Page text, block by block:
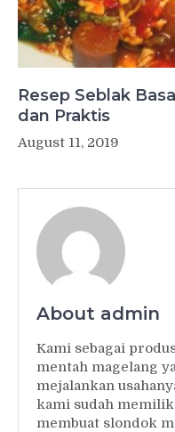
Resep Seblak
dan Praktis
August 11, 2019
About admin
Kami sebagai
mentah magelang
mejalankan
kami sudah
membuat slondok